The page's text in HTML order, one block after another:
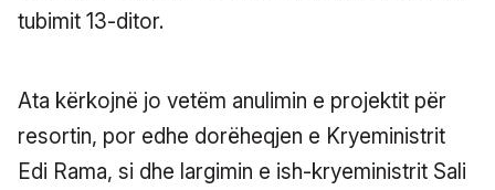
tubimit 13-ditor.
Ata kërkojnë jo vetëm anulimin e projektit për
resortin, por edhe dorëheqjen e Kryeministrit
Edi Rama, si dhe largimin e ish-kryeministrit Sali